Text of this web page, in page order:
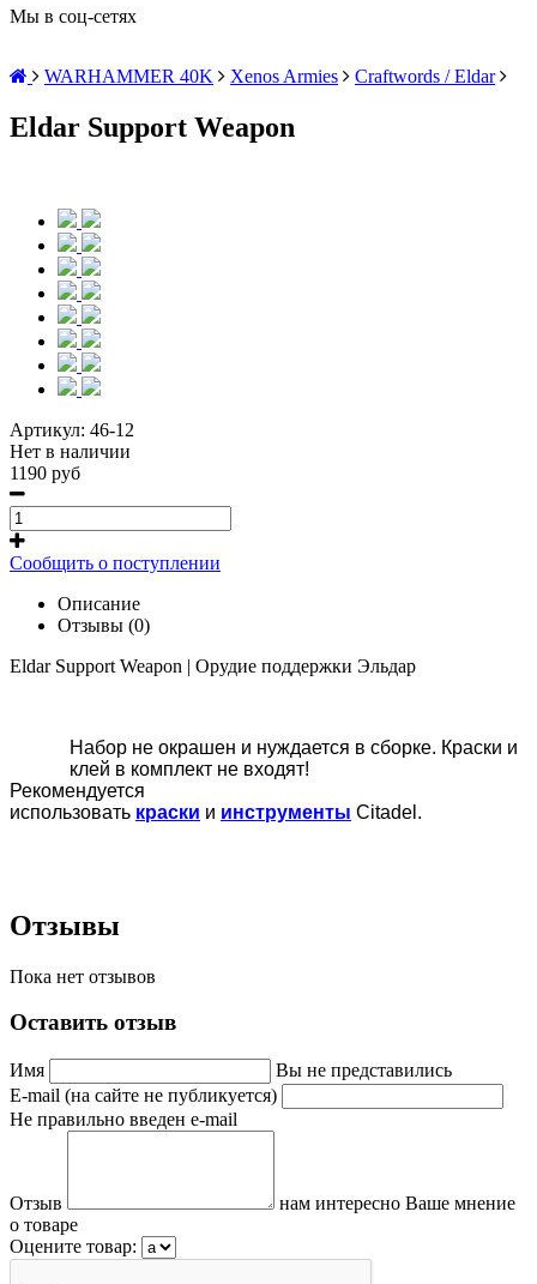
Мы в соц-сетях
WARHAMMER 40K Xenos Armies Craftwords / Eldar
Eldar Support Weapon
Артикул: 46-12
Нет в наличии
1190 руб
Сообщить о поступлении
Описание
Отзывы (0)
Eldar Support Weapon | Орудие поддержки Эльдар
Набор не окрашен и нуждается в сборке. Краски и
клей в комплект не входят!
Рекомендуется
использовать краски и инструменты Citadel.
Отзывы
Пока нет отзывов
Оставить отзыв
Имя
Вы не представились
E-mail (на сайте не публикуется)
Не правильно введен e-mail
Отзыв
нам интересно Ваше мнение
о товаре
Оцените товар: